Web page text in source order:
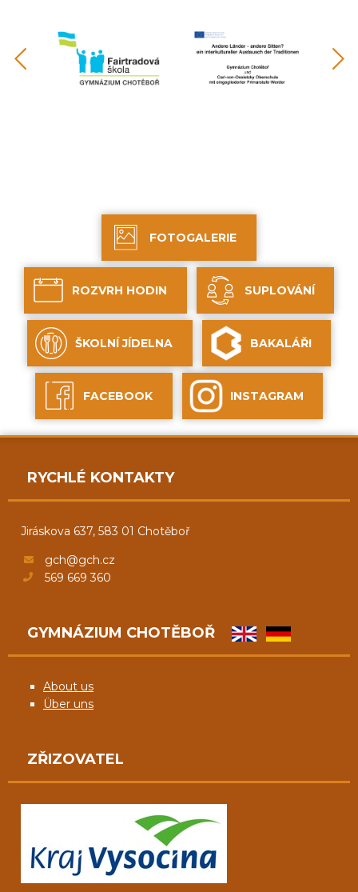
FOTOGALERIE
ROZVRH HODIN SUPLOVÁNÍ
ŠKOLNÍ JÍDELNA BAKALÁŘI
FACEBOOK INSTAGRAM
RYCHLÉ KONTAKTY
Jiráskova 637, 583 01 Chotěboř
gch@gch.cz
569 669 360
GYMNÁZIUM CHOTĚBOŘ
About us
Über uns
ZŘIZOVATEL